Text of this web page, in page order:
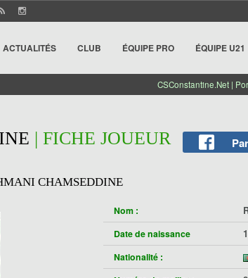
ACTUALITÉS CLUB ÉQUIPE PRO ÉQUIPE U21
CSConstantine.Net |
| FICHE JOUEUR
CHAMSEDDINE
Nom :
Date de naissance
Nationalité :